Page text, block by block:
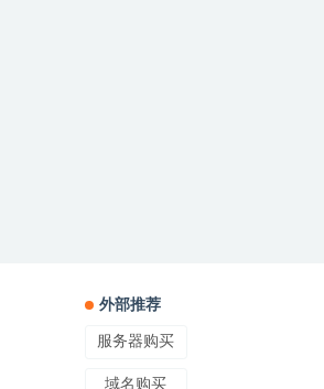
外部推荐
服务器购买
域名购买